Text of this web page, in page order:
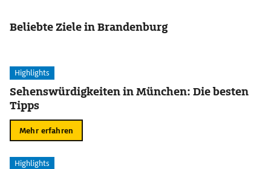
Beliebte Ziele in Brandenburg
Highlights
Sehenswürdigkeiten in München: Die besten
Tipps
Mehr erfahren
Highlights